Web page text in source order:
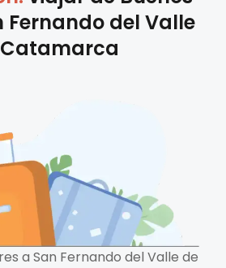
Fernando del Valle
a San Fernando del Valle de